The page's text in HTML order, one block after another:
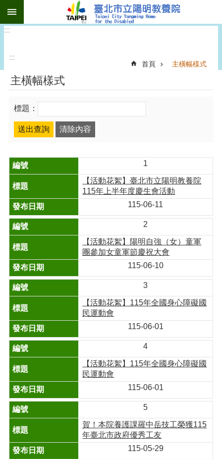
跳到主要內容區塊
:::
:::
首頁 主橫幅樣式
主橫幅樣式
標題：
1
【活動花絮】臺北市立陽明教養院
115年上半年度慶生會活動
115-06-11
2
【活動花絮】陽明自強（女）童軍
團參加女童軍節慶祝大會
115-06-10
3
【活動花絮】115年全國身心障礙國
民運動會
115-06-01
4
【活動花絮】115年全國身心障礙國
民運動會
115-06-01
5
賀！本院養護課羅中岳技工榮獲115
年臺北市政府優秀工友
115-05-29